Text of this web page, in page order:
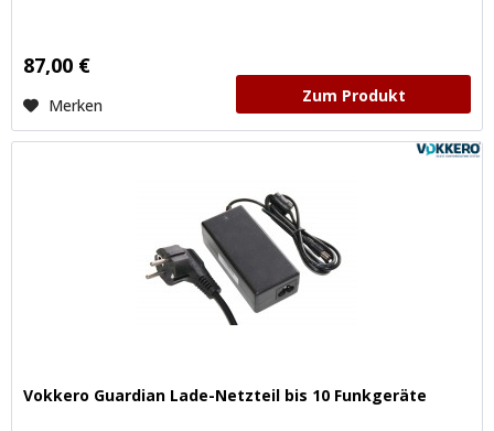
87,00 €
Merken Zum Produkt
Vokkero Guardian Lade-Netzteil bis 10 Funkgeräte